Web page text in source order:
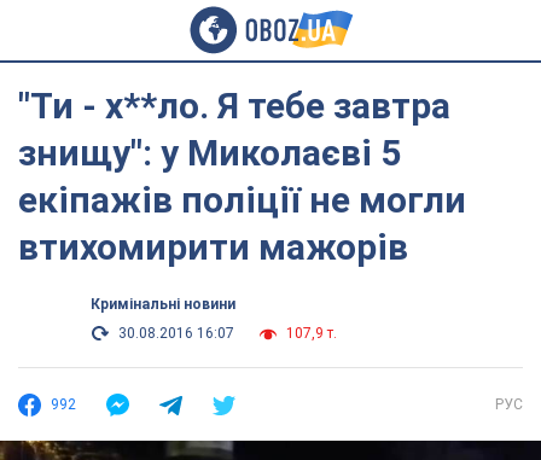
"Ти - х**ло. Я тебе завтра
знищу": у Миколаєві 5
екіпажів поліції не могли
втихомирити мажорів
Кримінальні новини
30.08.2016 16:07
107,9 т.
992 РУС